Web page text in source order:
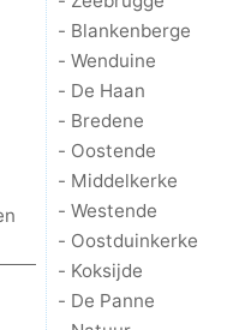
- Blankenberge
- Wenduine
- De Haan
- Bredene
- Oostende
- Middelkerke
- Westende
- Oostduinkerke
- Koksijde
- De Panne